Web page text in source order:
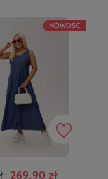
NOWOŚĆ
269,90 zł